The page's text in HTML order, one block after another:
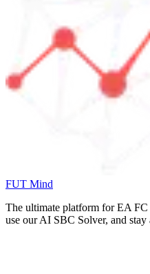
FUT Mind
The ultimate platform for EA FC
use our AI SBC Solver, and